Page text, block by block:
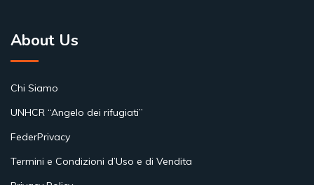
About Us
Chi Siamo
UNHCR “Angelo dei rifugiati”
FederPrivacy
Termini e Condizioni d’Uso e di Vendita